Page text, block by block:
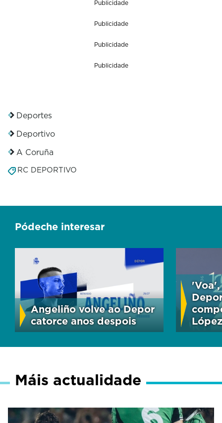
Publicidade
Publicidade
Publicidade
Publicidade
Deportes
Deportivo
A Coruña
RC DEPORTIVO
Pódeche interesar
Angeliño volve ao Depor
catorce anos despois
López
Máis actualidade